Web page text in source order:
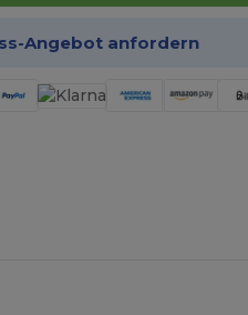
Angebot anfordern